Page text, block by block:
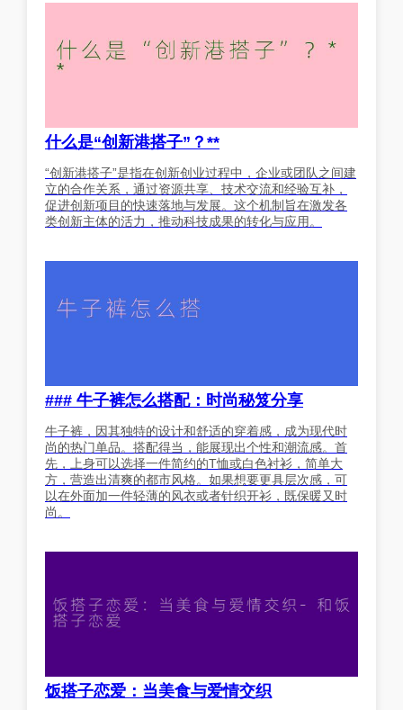
什么是“创新港搭子”？**
“创新港搭子”是指在创新创业过程中，企业或团队之间建
立的合作关系，通过资源共享、技术交流和经验互补，
促进创新项目的快速落地与发展。这个机制旨在激发各
类创新主体的活力，推动科技成果的转化与应用。
### 牛子裤怎么搭配：时尚秘笈分享
牛子裤，因其独特的设计和舒适的穿着感，成为现代时
尚的热门单品。搭配得当，能展现出个性和潮流感。首
先，上身可以选择一件简约的T恤或白色衬衫，简单大
方，营造出清爽的都市风格。如果想要更具层次感，可
以在外面加一件轻薄的风衣或者针织开衫，既保暖又时
尚。
饭搭子恋爱：当美食与爱情交织